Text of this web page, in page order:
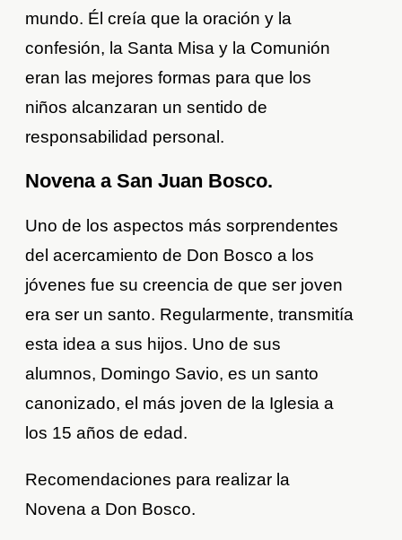
mundo. Él creía que la oración y la
confesión, la Santa Misa y la Comunión
eran las mejores formas para que los
niños alcanzaran un sentido de
responsabilidad personal.
Novena a San Juan Bosco.
Uno de los aspectos más sorprendentes
del acercamiento de Don Bosco a los
jóvenes fue su creencia de que ser joven
era ser un santo. Regularmente, transmitía
esta idea a sus hijos. Uno de sus
alumnos, Domingo Savio, es un santo
canonizado, el más joven de la Iglesia a
los 15 años de edad.
Recomendaciones para realizar la
Novena a Don Bosco.